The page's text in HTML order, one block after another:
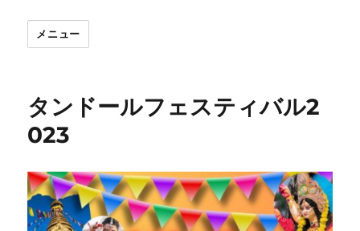
メニュー
タンドールフェスティバル2
023